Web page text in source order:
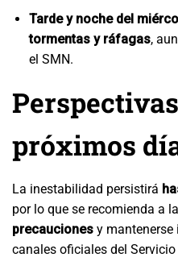
Tarde y noche del
tormentas y ráfagas,
el SMN.
próximos
La inestabilidad persistirá
por lo que se recomienda a
precauciones y
canales oficiales del